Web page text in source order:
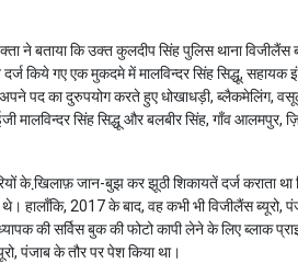
ने बताया कि उक्त कुलदीप सिंह पुलिस थाना विजीलैंस
किये गए एक मुकदमे में मालविन्दर सिंह सिद्धू,
पद का दुरुपयोग करते हुए धोखाधड़ी, ब्लैकमेलिंग,
सिंह सिद्धू और बलबीर सिंह, गाँव आलमपुर,
के खि़लाफ़ जान-बुझ कर झूठी शिकायतें दर्ज
हालाँकि, 2017 के बाद, वह कभी भी विजीलैंस ब्यूरो,
की सर्विस बुक की फोटो कापी लेने के लिए ब्लाक
पंजाब के तौर पर पेश किया था।